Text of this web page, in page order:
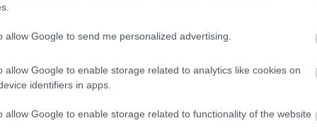
allow Google to send me personalized advertising.
allow Google to enable storage related to analytics like cookies on
identifiers in apps.
allow Google to enable storage related to functionality of the website
Ειδήσεις
θέσεις εργασίας στο Δημόσιο (χωρίς